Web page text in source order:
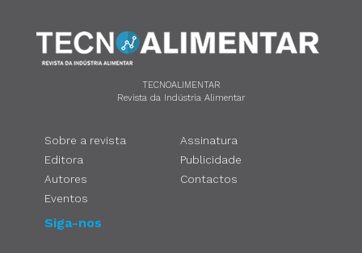
TECNOALIMENTAR
Revista da Indústria Alimentar
Sobre a revista
Editora
Autores
Eventos
Assinatura
Publicidade
Contactos
Siga-nos